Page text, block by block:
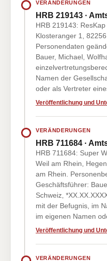
VERÄNDERUNGEN
HRB 219143 ·
HRB 219143:
Klosteranger 1,
Personendaten
Bauer, Michael,
Namen der
oder als Vertreter
Veröffentlichung und
VERÄNDERUNGEN
HRB 711684 ·
HRB 711684: Super
Weil am Rhein,
am Rhein.
Geschäftsführer:
Schweiz,
mit der Befugnis, im
im eigenen Namen
Veröffentlichung und
VERÄNDERUNGEN